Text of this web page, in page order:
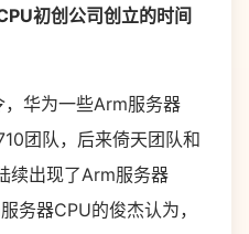
初创公司创立的时间
华为一些Arm服务器
团队，后来倚天团队和
续出现了Arm服务器
务器CPU的俊杰认为，